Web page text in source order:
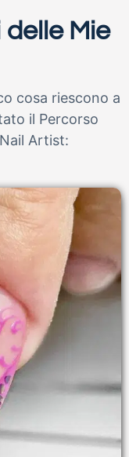
Mie
cosa riescono a
il Percorso
Artist: